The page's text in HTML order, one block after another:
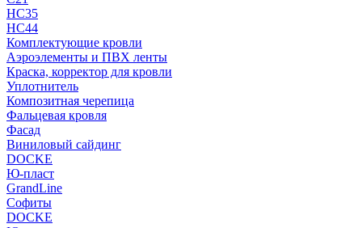
НС35
НС44
Комплектующие кровли
Аэроэлементы и ПВХ ленты
Краска, корректор для кровли
Уплотнитель
Композитная черепица
Фальцевая кровля
Фасад
Виниловый сайдинг
DOCKE
Ю-пласт
GrandLine
Софиты
DOCKE